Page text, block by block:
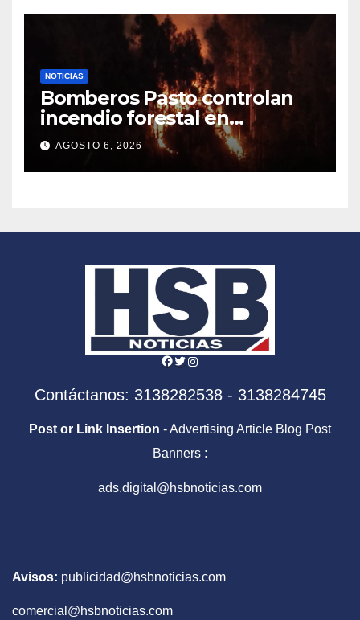
NOTICIAS
Bomberos Pasto controlan
incendio forestal en
Obonuco
AGOSTO 6, 2026
Facebook
Twitter
Instagram
Contáctanos: 3138282538 - 3138284745
Post or Link Insertion - Advertising Article Blog Post
Banners :
ads.digital@hsbnoticias.com
Avisos: publicidad@hsbnoticias.com
comercial@hsbnoticias.com